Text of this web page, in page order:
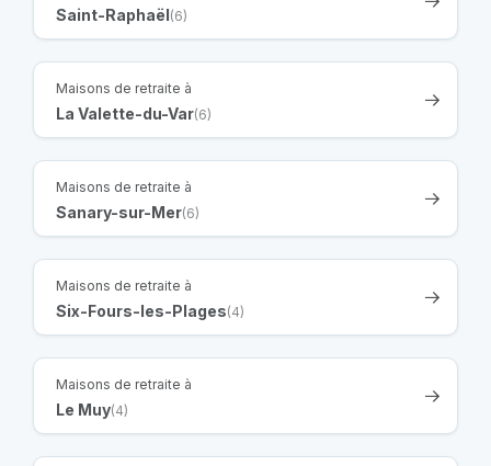
Saint-Raphaël(6)
Maisons de retraite à
La Valette-du-Var(6)
Maisons de retraite à
Sanary-sur-Mer(6)
Maisons de retraite à
Six-Fours-les-Plages(4)
Maisons de retraite à
Le Muy(4)